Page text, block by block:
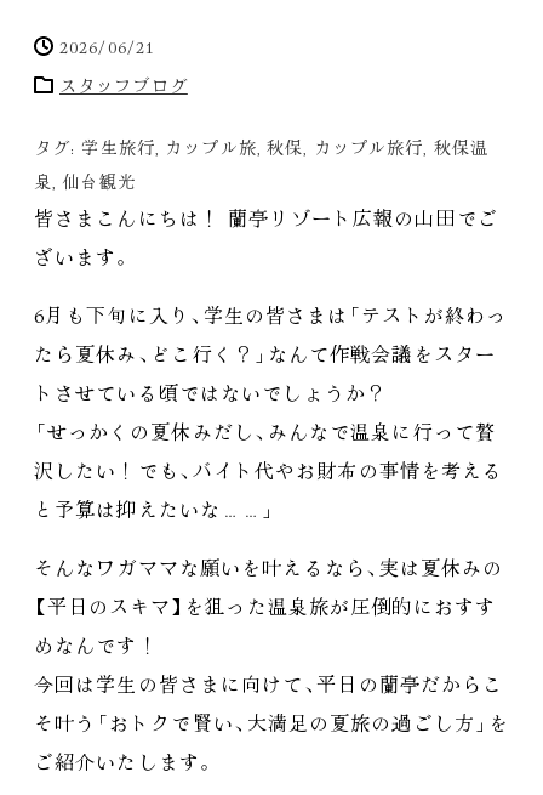
2026/06/21
スタッフブログ
タグ: 学生旅行, カップル旅,秋保, カップル旅行, 秋保温
泉, 仙台観光
皆さまこんにちは！ 蘭亭リゾート広報の山田でご
ざいます。
6月も下旬に入り 、学生の皆さまは「テストが終わっ
たら夏休み、どこ行く？ 」なんて作戦会議をスター
トさせている頃ではないでしょうか？
「せっかくの夏休みだし、みんなで温泉に行って贅
沢したい！でも 、バイト代やお財布の事情を考える
と予算は抑えたいな…… 」
そんなワガママな願いを叶えるなら、実は夏休みの
【平日のスキマ】を狙った温泉旅が圧倒的におすす
めなんです！
今回は学生の皆さまに向けて、平日の蘭亭だからこ
そ叶う「おトクで賢い、大満足の夏旅の過ごし方 」を
ご紹介いたします。